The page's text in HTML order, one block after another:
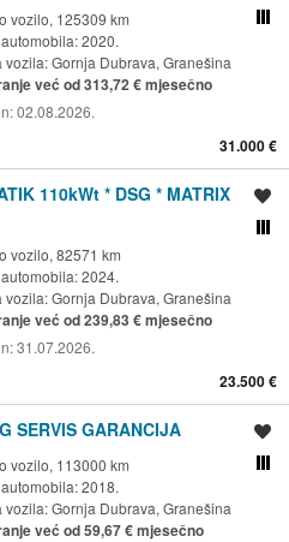
vozilo, 125309 km
2020.
vozila:Gornja Dubrava, Granešina
već od 313,72 € mjesečno
02.08.2026.
31.000 €
110kWt * DSG * MATRIX
vozilo, 82571 km
2024.
vozila:Gornja Dubrava, Granešina
već od 239,83 € mjesečno
31.07.2026.
23.500 €
SERVIS GARANCIJA
vozilo, 113000 km
2018.
vozila:Gornja Dubrava, Granešina
već od 59,67 € mjesečno